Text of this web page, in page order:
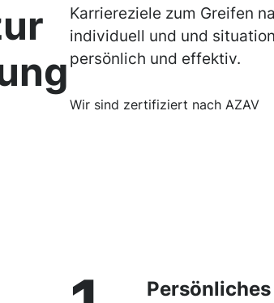
Karriereziele zum Greifen
individuell und und
persönlich und effektiv.
Wir sind zertifiziert nach AZAV